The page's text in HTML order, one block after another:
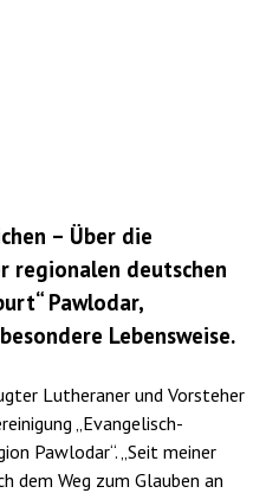
– Über die
regionalen deutschen
Pawlodar,
Lebensweise.
Lutheraner und Vorsteher
„Evangelisch-
Pawlodar“. „Seit meiner
dem Weg zum Glauben an